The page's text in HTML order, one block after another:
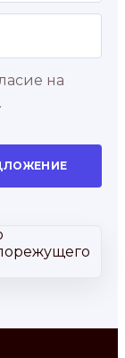
на